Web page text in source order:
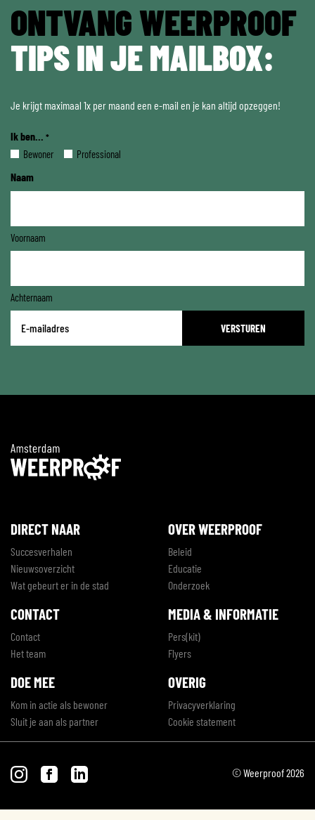
ONTVANG WEERPROOF
TIPS IN JE MAILBOX:
Je krijgt maximaal 1x per maand een e-mail en je kan altijd opzeggen!
Ik ben... *
Bewoner Professional
Naam
Voornaam
Achternaam
mailadres
DIRECT NAAR
Succesverhalen
Nieuwsoverzicht
Wat gebeurt er in de stad
OVER WEERPROOF
Beleid
Educatie
Onderzoek
CONTACT
Contact
Het team
MEDIA & INFORMATIE
Pers(kit)
Flyers
DOE MEE
Kom in actie als bewoner
Sluit je aan als partner
OVERIG
Privacyverklaring
Cookie statement
© Weerproof 2026